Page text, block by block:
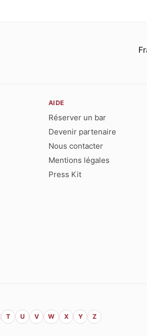
AIDE
Réserver un bar
Devenir partenaire
Nous contacter
Mentions légales
Press Kit
T U V W X Y Z